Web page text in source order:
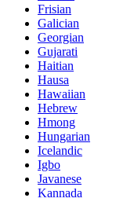
Frisian
Galician
Georgian
Gujarati
Haitian
Hausa
Hawaiian
Hebrew
Hmong
Hungarian
Icelandic
Igbo
Javanese
Kannada